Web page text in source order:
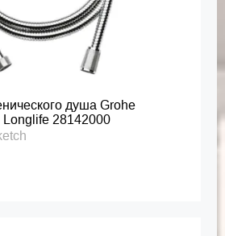
душа Grohe
Longlife 28142000